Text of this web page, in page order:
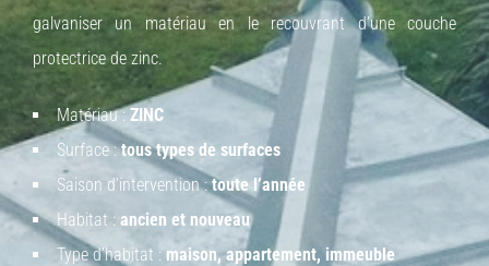
galvaniser un matériau en le recouvrant d’une couche
protectrice de zinc.
Matériau :ZINC
Surface :tous types de surfaces
Saison d’intervention : toute l’année
Habitat : ancien et nouveau
Type d’habitat :maison, appartement, immeuble